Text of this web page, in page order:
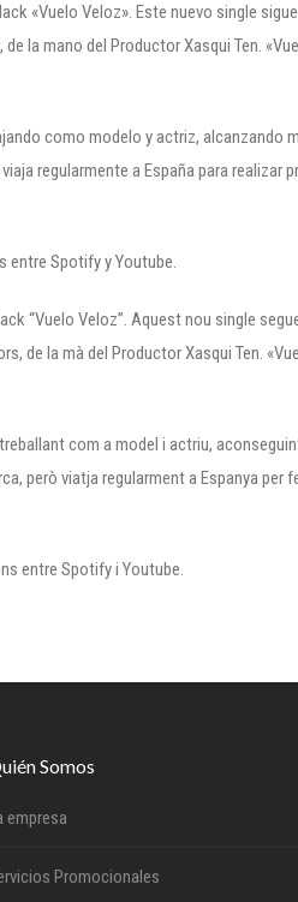
«Vuelo Veloz». Este nuevo single
la mano del Productor Xasqui Ten.
como modelo y actriz, alcanzando
regularmente a España para realizar
entre Spotify y Youtube.
“Vuelo Veloz”. Aquest nou single
de la mà del Productor Xasqui Ten.
com a model i actriu,
però viatja regularment a Espanya per
entre Spotify i Youtube.
Somos
empresa
Promocionales